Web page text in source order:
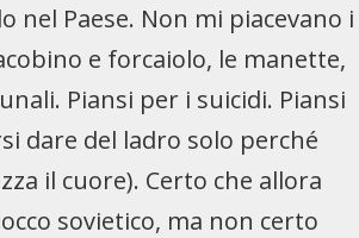
nel Paese. Non mi piacevano i
e forcaiolo, le manette,
Piansi per i suicidi. Piansi
dare del ladro solo perché
il cuore). Certo che allora
sovietico, ma non certo